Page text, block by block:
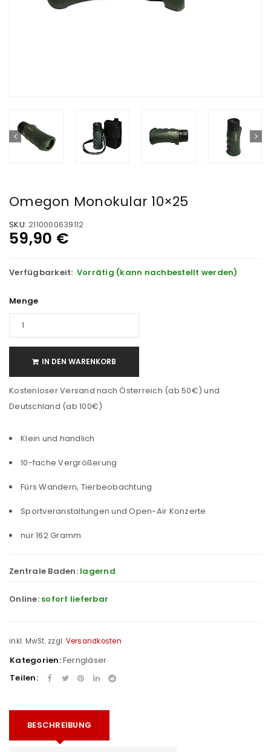
Omegon Monokular 10×25
SKU: 2110000639112
59,90 €
Verfügbarkeit: Vorrätig (kann nachbestellt werden)
Menge
IN DEN WARENKORB
Kostenloser Versand nach Österreich (ab 50€) und
Deutschland (ab 100€)
Klein und handlich
10-fache Vergrößerung
Fürs Wandern, Tierbeobachtung
Sportveranstaltungen und Open-Air Konzerte
nur 162 Gramm
Zentrale Baden: lagernd
Online: sofort lieferbar
inkl. MwSt. zzgl. Versandkosten
Kategorien:Ferngläser
Teilen:
BESCHREIBUNG